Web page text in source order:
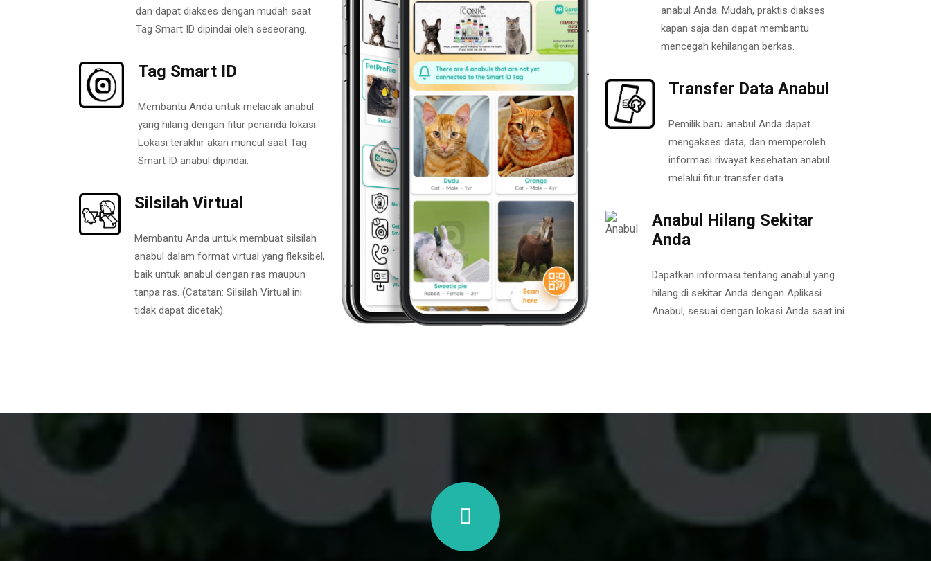
dan dapat diakses dengan mudah saat
Tag Smart ID dipindai oleh seseorang.
Tag Smart ID
Membantu Anda untuk melacak anabul
yang hilang dengan fitur penanda lokasi.
Lokasi terakhir akan muncul saat Tag
Smart ID anabul dipindai.
Silsilah Virtual
Membantu Anda untuk membuat silsilah
anabul dalam format virtual yang fleksibel,
baik untuk anabul dengan ras maupun
tanpa ras. (Catatan: Silsilah Virtual ini
tidak dapat dicetak).
anabul Anda. Mudah, praktis diakses
kapan saja dan dapat membantu
mencegah kehilangan berkas.
Transfer Data Anabul
Pemilik baru anabul Anda dapat
mengakses data, dan memperoleh
informasi riwayat kesehatan anabul
melalui fitur transfer data.
Anabul Hilang Sekitar
Anda
Dapatkan informasi tentang anabul yang
hilang di sekitar Anda dengan Aplikasi
Anabul, sesuai dengan lokasi Anda saat ini.